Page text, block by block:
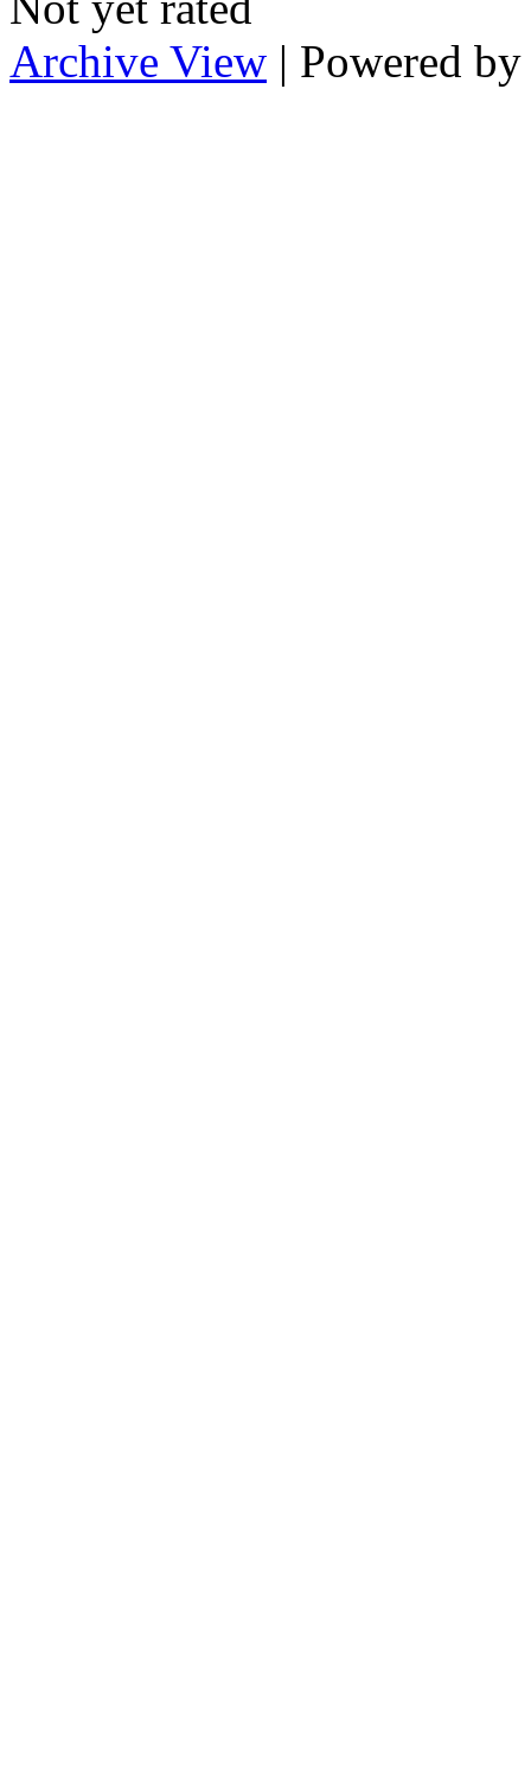
Archive View | Powered